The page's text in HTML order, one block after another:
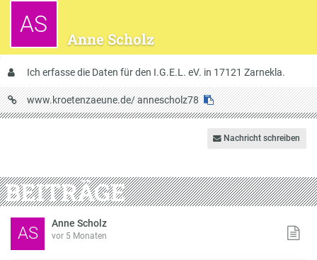
AS
Anne Scholz
Über
mich
Ich erfasse die Daten für den I.G.E.L. eV. in 17121 Zarnekla.
URL
auf
www.kroetenzaeune.de/ annescholz78
Nachricht schreiben
BEITRÄGE
AS Anne Scholz
vor 5 Monaten